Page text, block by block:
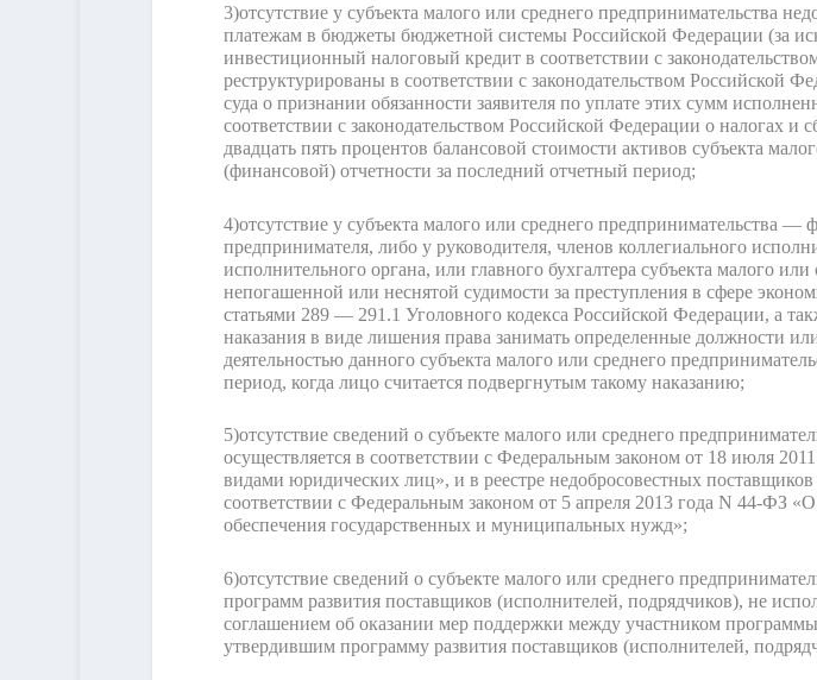
3)отсутствие у субъекта малого или среднего предпринимательства
платежам в бюджеты бюджетной системы Российской Федерации (за
инвестиционный налоговый кредит в соответствии с
реструктурированы в соответствии с законодательством
суда о признании обязанности заявителя по уплате этих сумм
соответствии с законодательством Российской Федерации о налогах
двадцать пять процентов балансовой стоимости активов субъекта
(финансовой) отчетности за последний отчетный период;
4)отсутствие у субъекта малого или среднего предпринимательства —
предпринимателя, либо у руководителя, членов коллегиального
исполнительного органа, или главного бухгалтера субъекта малого
непогашенной или неснятой судимости за преступления в сфере
статьями 289 — 291.1 Уголовного кодекса Российской Федерации, а
наказания в виде лишения права занимать определенные должности
деятельностью данного субъекта малого или среднего
период, когда лицо считается подвергнутым такому наказанию;
5)отсутствие сведений о субъекте малого или среднего
осуществляется в соответствии с Федеральным законом от 18 июля
видами юридических лиц», и в реестре недобросовестных
соответствии с Федеральным законом от 5 апреля 2013 года N 44-ФЗ
обеспечения государственных и муниципальных нужд»;
6)отсутствие сведений о субъекте малого или среднего
программ развития поставщиков (исполнителей, подрядчиков), не
соглашением об оказании мер поддержки между участником
утвердившим программу развития поставщиков (исполнителей,